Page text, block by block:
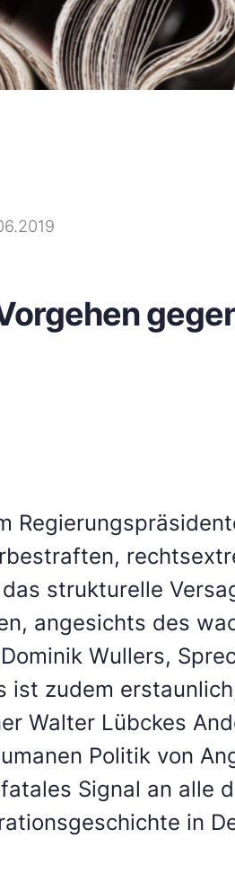
strukturelle
angesichts des
Wullers,
ist zudem
Walter Lübckes
Politik von
Signal an alle
in